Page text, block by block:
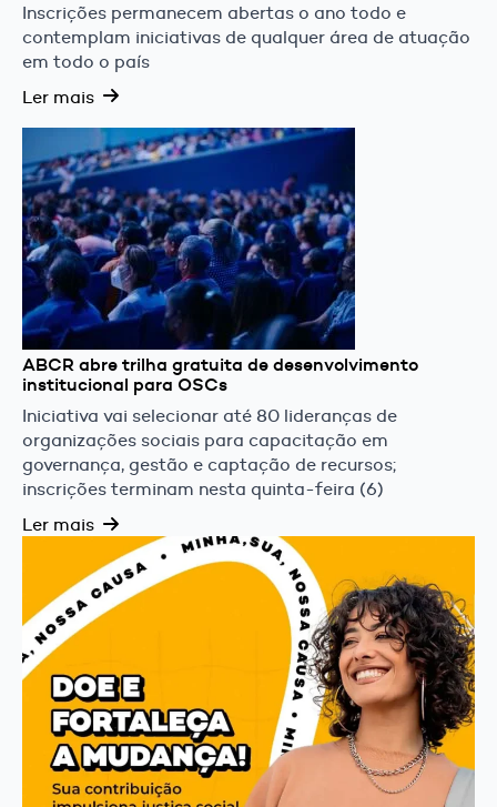
Inscrições permanecem abertas o ano todo e
contemplam iniciativas de qualquer área de atuação
em todo o país
Ler mais
ABCR abre trilha gratuita de desenvolvimento
institucional para OSCs
Iniciativa vai selecionar até 80 lideranças de
organizações sociais para capacitação em
governança, gestão e captação de recursos;
inscrições terminam nesta quinta-feira (6)
Ler mais